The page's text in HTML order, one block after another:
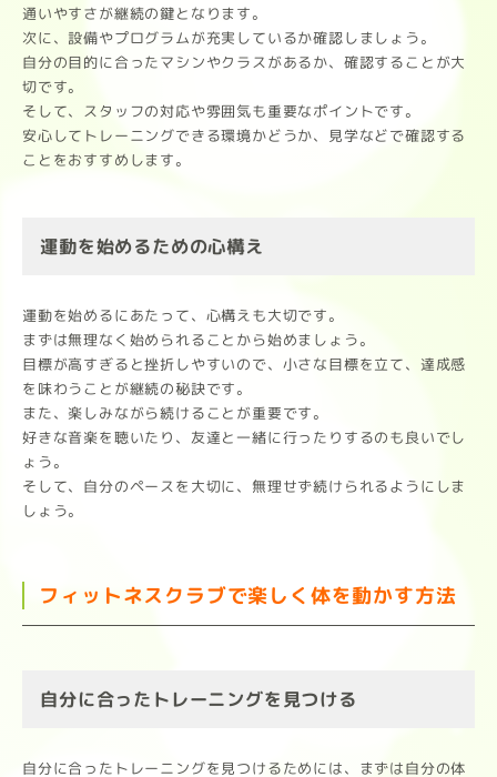
通いやすさが継続の鍵となります。
次に、設備やプログラムが充実しているか確認しましょう。
自分の目的に合ったマシンやクラスがあるか、確認することが大
切です。
そして、スタッフの対応や雰囲気も重要なポイントです。
安心してトレーニングできる環境かどうか、見学などで確認する
ことをおすすめします。
運動を始めるための心構え
運動を始めるにあたって、心構えも大切です。
まずは無理なく始められることから始めましょう。
目標が高すぎると挫折しやすいので、小さな目標を立て、達成感
を味わうことが継続の秘訣です。
また、楽しみながら続けることが重要です。
好きな音楽を聴いたり、友達と一緒に行ったりするのも良いでし
ょう。
そして、自分のペースを大切に、無理せず続けられるようにしま
しょう。
フィットネスクラブで楽しく体を動かす方法
自分に合ったトレーニングを見つける
自分に合ったトレーニングを見つけるためには、まずは自分の体